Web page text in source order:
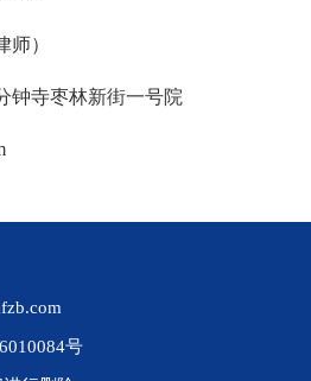
师）
钟寺枣林新街一号院
号